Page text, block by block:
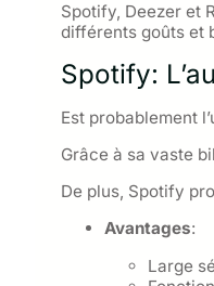
Spotify, Deezer et
différents goûts et
Spotify:
Est probablement
Grâce à sa vaste
De plus, Spotify
Avantages:
Large